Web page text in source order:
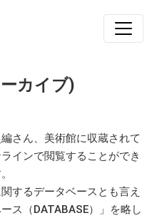
カイブ)
さん、美術館に収蔵されて
インで閲覧することができ
するデータベースとも言え
ス（DATABASE）」を略し